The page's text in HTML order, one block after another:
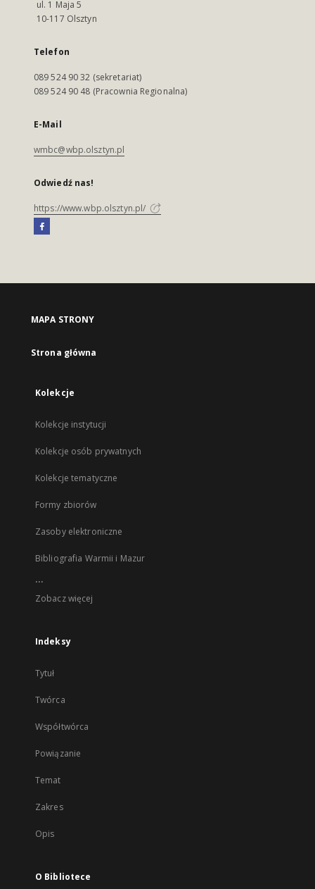
ul. 1 Maja 5
10-117 Olsztyn
Telefon
089 524 90 32 (sekretariat)
089 524 90 48 (Pracownia Regionalna)
E-Mail
wmbc@wbp.olsztyn.pl
Odwiedź nas!
https://www.wbp.olsztyn.pl/
MAPA STRONY
Strona główna
Kolekcje
Kolekcje instytucji
Kolekcje osób prywatnych
Kolekcje tematyczne
Formy zbiorów
Zasoby elektroniczne
Bibliografia Warmii i Mazur
...
Zobacz więcej
Indeksy
Tytuł
Twórca
Współtwórca
Powiązanie
Temat
Zakres
Opis
O Bibliotece